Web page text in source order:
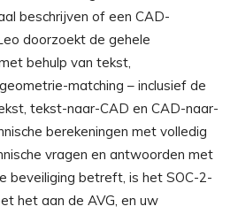
beschrijven of een CAD-
doorzoekt de gehele
behulp van tekst,
matching – inclusief de
tekst-naar-CAD en CAD-naar-
berekeningen met volledig
vragen en antwoorden met
beveiliging betreft, is het SOC-2-
het aan de AVG, en uw